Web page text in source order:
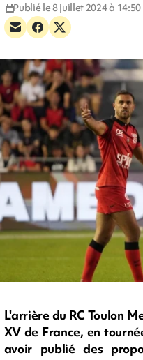
Publié le 8 juillet 2024 à 14:50
L'arrière du RC Toulon
XV de France, en
avoir publié des